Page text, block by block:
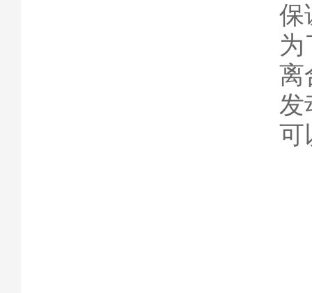
保
为
离
发
可